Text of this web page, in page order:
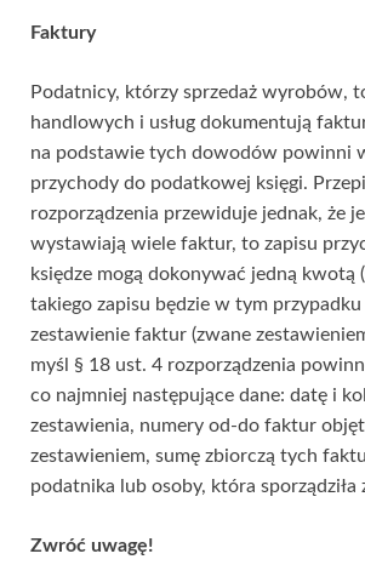
Faktury
Podatnicy, którzy sprzedaż wyrobów,
handlowych i usług dokumentują
na podstawie tych dowodów powinni
przychody do podatkowej księgi.
rozporządzenia przewiduje jednak, że
wystawiają wiele faktur, to zapisu
księdze mogą dokonywać jedną kwotą
takiego zapisu będzie w tym przypadku
zestawienie faktur (zwane
myśl § 18 ust. 4 rozporządzenia
co najmniej następujące dane: datę i
zestawienia, numery od-do faktur
zestawieniem, sumę zbiorczą tych
podatnika lub osoby, która sporządziła
Zwróć uwagę!